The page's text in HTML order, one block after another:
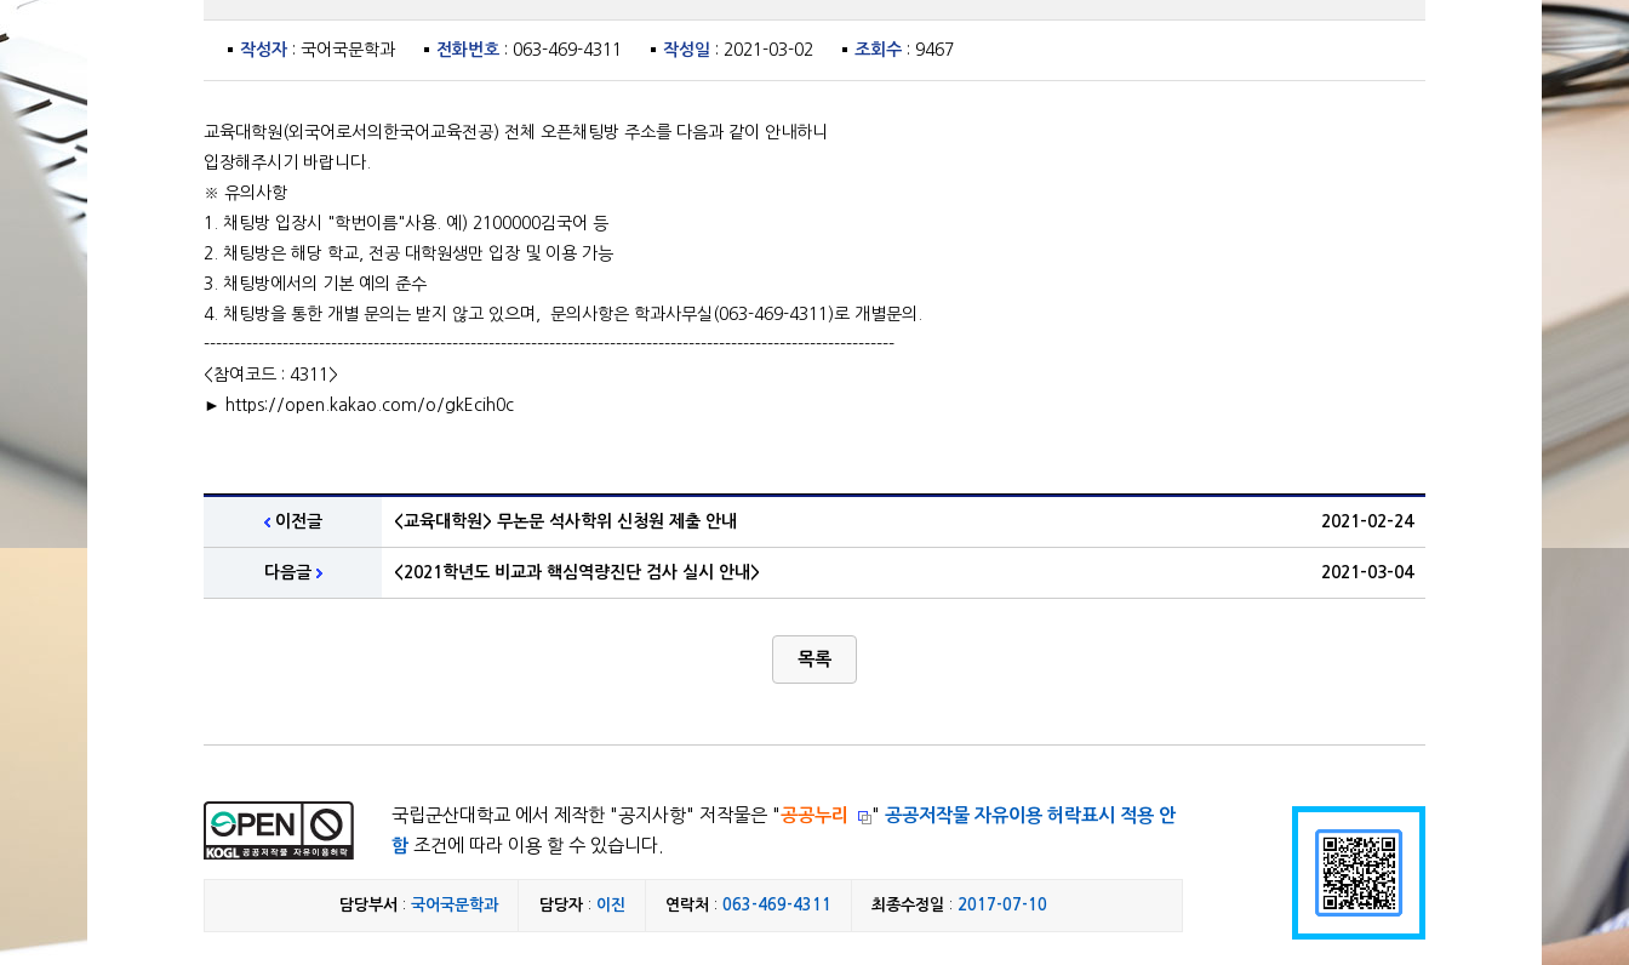
작성자 : 국어국문학과 전화번호 : 063-469-4311 작성일 : 2021-03-02 조회수 : 9467
교육대학원(외국어로서의한국어교육전공) 전체 오픈채팅방 주소를 다음과 같이 안내하니
입장해주시기 바랍니다.
※ 유의사항
1. 채팅방 입장시 "학번이름"사용. 예) 2100000김국어 등
2. 채팅방은 해당 학교, 전공 대학원생만 입장 및 이용 가능
3. 채팅방에서의 기본 예의 준수
4. 채팅방을 통한 개별 문의는 받지 않고 있으며, 문의사항은 학과사무실(063-469-4311)로 개별문의.
------------------------------------------------------------------------------------------------------------------
<참여코드 : 4311>
► https://open.kakao.com/o/gkEcih0c
이전글 <교육대학원> 무논문 석사학위 신청원 제출 안내 2021-02-24
다음글 <2021학년도 비교과 핵심역량진단 검사 실시 안내> 2021-03-04
목록
국립군산대학교 에서 제작한 "공지사항" 저작물은 "공공누리 " 공공저작물 자유이용 허락표시 적용 안
함조건에 따라 이용 할 수 있습니다.
담당부서 :국어국문학과 담당자: 이진 연락처 : 063-469-4311 최종수정일 : 2017-07-10